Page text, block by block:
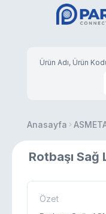
Anasayfa
Rotbaşı Sağ
Özet